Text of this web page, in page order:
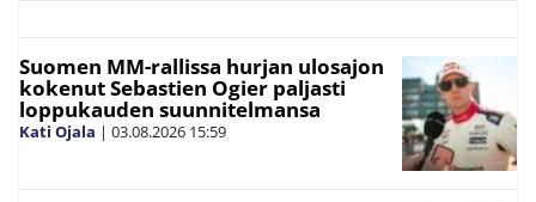
Suomen MM-rallissa hurjan ulosajon
kokenut Sebastien Ogier paljasti
loppukauden suunnitelmansa
Kati Ojala | 03.08.2026 15:59